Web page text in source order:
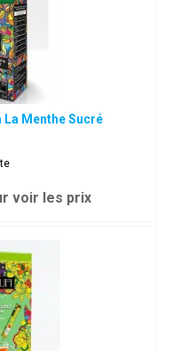
La Menthe Sucré
voir les prix